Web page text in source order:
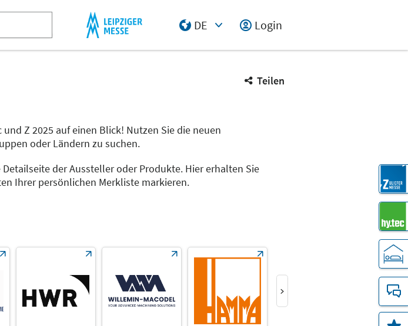
DE
Login
Teilen
Z 2025 auf einen Blick! Nutzen Sie die neuen
oder Ländern zu suchen.
der Aussteller oder Produkte. Hier erhalten Sie
Ihrer persönlichen Merkliste markieren.